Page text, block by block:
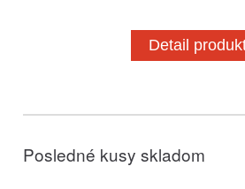
Detail
Posledné kusy skladom